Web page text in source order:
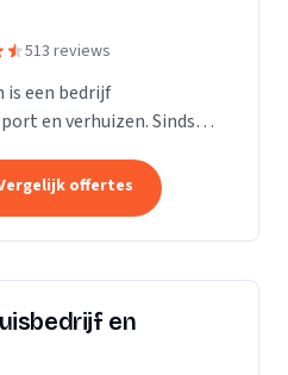
513 reviews
is een bedrijf
en verhuizen. Sinds
van opdrachtgevers
offertes
en